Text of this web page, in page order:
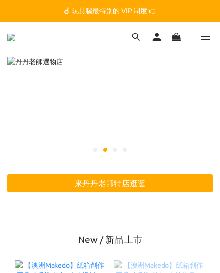
🏆 玩具腦是全台第一個獲得 STEM.org 教育平台
🍎 玩具腦最特別的 VIP 制度 👉
🏆 玩具腦是全台第一個獲得 STEM.org 教育平台
來丹丹老師特店逛逛
New / 新品上市